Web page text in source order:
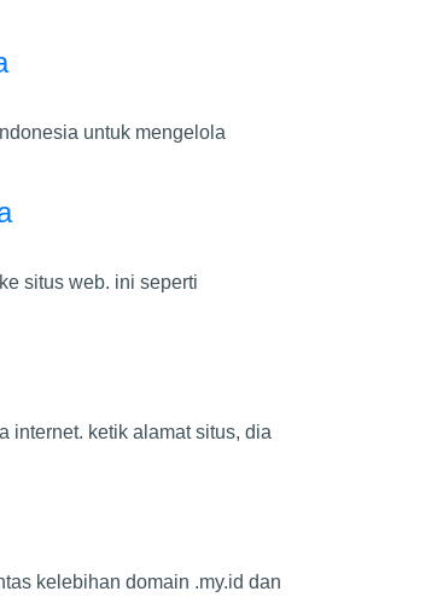
untuk mengelola
situs web. ini seperti
internet. ketik alamat situs, dia
kelebihan domain .my.id dan